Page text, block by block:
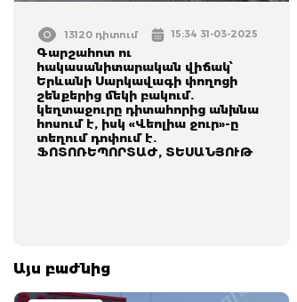
13120 դիտում 15:34 31-03-2025
Գարշահոտ ու
հակասանիտարական վիճակ՝
Երևանի Սարկավագի փողոցի
շենքերից մեկի բակում.
կեղտաջուրը դիտահորից անխնա
հոսում է, իսկ «Վեոլիա ջուր»-ը
տեղում դոփում է.
ՖՈՏՈՌԵՊՈՐՏԱԺ, ՏԵՍԱՆՅՈՒԹ
Այս բաժնից